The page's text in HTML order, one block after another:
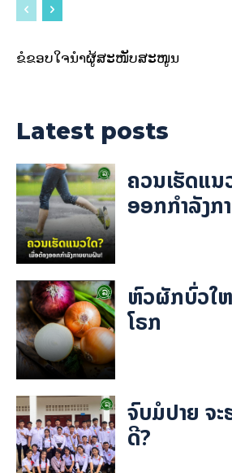
ຂໍຂອບໃຈນຳຜູ້ສະໜັບສະໜູນ
Latest posts
ຄວນເຮັດແນ
ອອກກຳລັງກ
ຫົວຜັກບົ່ວໃ
ໂຣກ
ຈົບມໍປາຍ ຈ
ດີ?